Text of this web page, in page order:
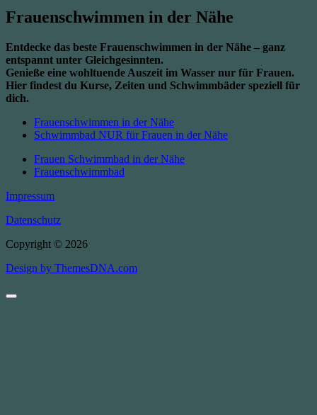
Frauenschwimmen in der Nähe
Entdecke das beste Frauenschwimmen in der Nähe – ganz
entspannt unter Gleichgesinnten.
Genieße eine wohltuende Auszeit im Wasser nur für Frauen.
Hier findest du Kurse, Zeiten und Schwimmbäder speziell für
dich.
Frauenschwimmen in der Nähe
Schwimmbad NUR für Frauen in der Nähe
Frauen Schwimmbad in der Nähe
Frauenschwimmbad
Impressum
Datenschutz
Copyright © 2026
Design by ThemesDNA.com
Scroll